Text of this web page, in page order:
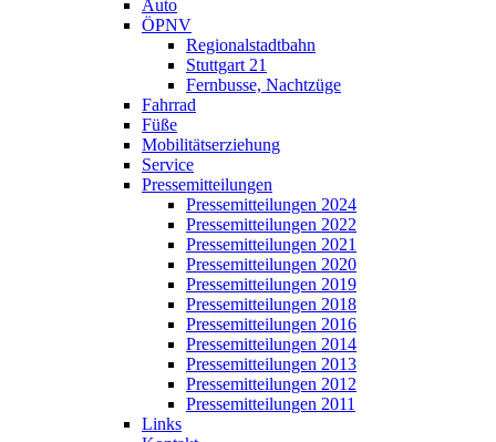
Auto
ÖPNV
Regionalstadtbahn
Stuttgart 21
Fernbusse, Nachtzüge
Fahrrad
Füße
Mobilitätserziehung
Service
Pressemitteilungen
Pressemitteilungen 2024
Pressemitteilungen 2022
Pressemitteilungen 2021
Pressemitteilungen 2020
Pressemitteilungen 2019
Pressemitteilungen 2018
Pressemitteilungen 2016
Pressemitteilungen 2014
Pressemitteilungen 2013
Pressemitteilungen 2012
Pressemitteilungen 2011
Links